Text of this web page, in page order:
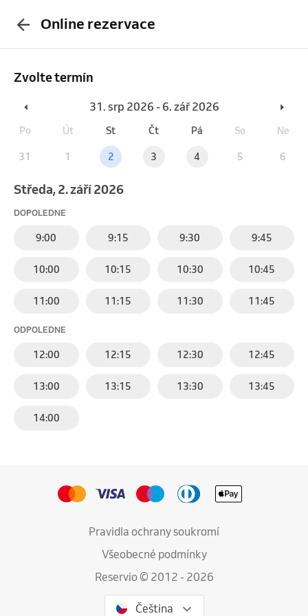
Online rezervace
Zvolte termín
31. srp 2026 - 6. zář 2026
Po Út St Čt Pá So Ne
31 1 2 3 4 5 6
středa, 2. září 2026
DOPOLEDNE
9:00 9:15 9:30 9:45
10:00 10:15 10:30 10:45
11:00 11:15 11:30 11:45
ODPOLEDNE
12:00 12:15 12:30 12:45
13:00 13:15 13:30 13:45
14:00
Pravidla ochrany soukromí
Všeobecné podmínky
Reservio © 2012 - 2026
Čeština